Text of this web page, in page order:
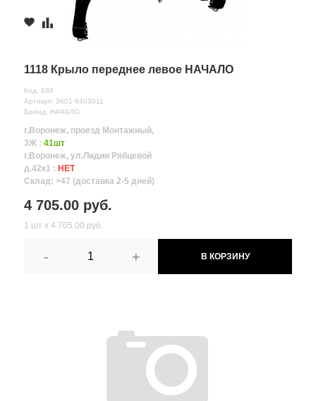
1118 Крыло переднее левое НАЧАЛО
Код: 689
Артикул: 3601-8403011
Бренд: НАЧАЛО
г.Воронеж, проезд Монтажный,
3Ж : 41шт
г.Воронеж, ул.Лидии Рябцевой
д.42к1 : НЕТ
Склад: >47 (доставка 2-5 дней)
4 705.00 руб.
1 шт х 4 705.00 руб.
- + В КОРЗИНУ